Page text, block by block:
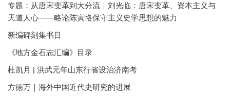
专题：从唐宋变革到大分流｜刘光临：唐宋变革、资本主义与
天道人心——略论陈寅恪保守主义史学思想的魅力
新编碑刻集书目
《地方金石志汇编》目录
杜凯月 | 洪武元年山东行省设治济南考
方徳万｜海外中国近代史研究的进展